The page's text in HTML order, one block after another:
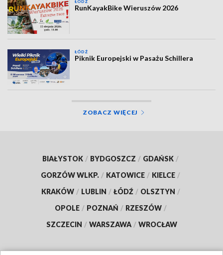
ŁÓDŹ
RunKayakBike Wieruszów 2026
ŁÓDŹ
Piknik Europejski w Pasażu Schillera
ZOBACZ WIĘCEJ
BIAŁYSTOK / BYDGOSZCZ / GDAŃSK /
GORZÓW WLKP. / KATOWICE / KIELCE /
KRAKÓW / LUBLIN / ŁÓDŹ / OLSZTYN /
OPOLE / POZNAŃ / RZESZÓW /
SZCZECIN / WARSZAWA / WROCŁAW